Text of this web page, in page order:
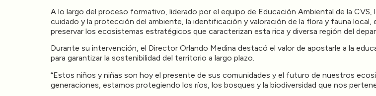
A lo largo del proceso formativo, liderado por el equipo de Educación Ambiental de la
cuidado y la protección del ambiente, la identificación y valoración de la flora y fauna
preservar los ecosistemas estratégicos que caracterizan esta rica y diversa región del
Durante su intervención, el Director Orlando Medina destacó el valor de apostarle a la
para garantizar la sostenibilidad del territorio a largo plazo.
“Estos niños y niñas son hoy el presente de sus comunidades y el futuro de nuestros
generaciones, estamos protegiendo los ríos, los bosques y la biodiversidad que nos